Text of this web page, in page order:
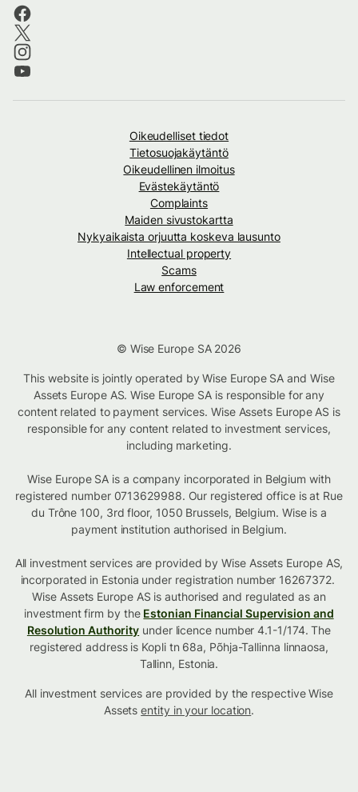
Oikeudelliset tiedot
Tietosuojakäytäntö
Oikeudellinen ilmoitus
Evästekäytäntö
Complaints
Maiden sivustokartta
Nykyaikaista orjuutta koskeva lausunto
Intellectual property
Scams
Law enforcement
© Wise Europe SA 2026
This website is jointly operated by Wise Europe SA and Wise
Assets Europe AS. Wise Europe SA is responsible for any
content related to payment services. Wise Assets Europe AS is
responsible for any content related to investment services,
including marketing.
Wise Europe SA is a company incorporated in Belgium with
registered number 0713629988. Our registered office is at Rue
du Trône 100, 3rd floor, 1050 Brussels, Belgium. Wise is a
payment institution authorised in Belgium.
All investment services are provided by Wise Assets Europe AS,
incorporated in Estonia under registration number 16267372.
Wise Assets Europe AS is authorised and regulated as an
investment firm by the Estonian Financial Supervision and
Resolution Authority under licence number 4.1-1/174. The
registered address is Kopli tn 68a, Põhja-Tallinna linnaosa,
Tallinn, Estonia.
All investment services are provided by the respective Wise
Assetsentity in your location.